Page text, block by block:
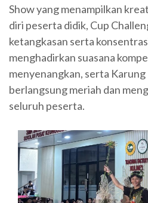
Show yang menampilkan
diri peserta didik, Cup
ketangkasan serta
menghadirkan suasana
menyenangkan, serta
berlangsung meriah dan
seluruh peserta.